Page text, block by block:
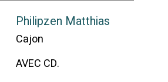
Philipzen Matthias
Cajon
AVEC CD.